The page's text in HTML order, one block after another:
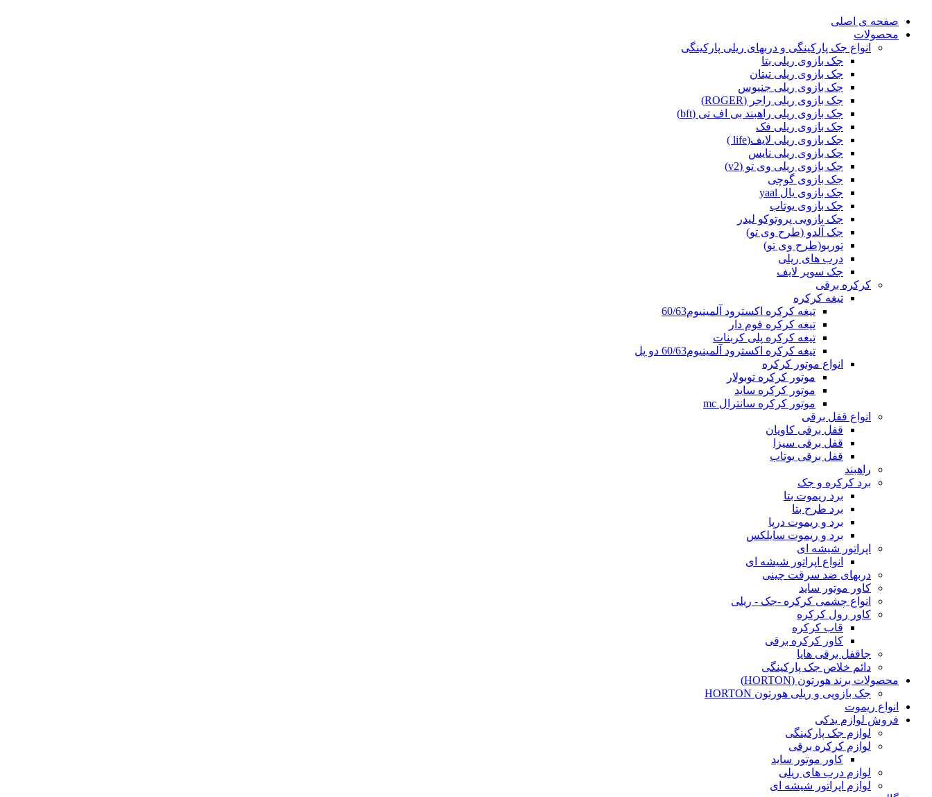
صفحه ی اصلی
محصولات
انواع جک پارکینگی و دربهای ریلی پارکینگی
جک بازوی ریلی بتا
جک بازوی ریلی تیتان
جک بازوی ریلی جنیوس
جک بازوی ریلی راجر (ROGER)
جک بازوی ریلی راهبند بی اف تی (bft)
جک بازوی ریلی فک
جک بازوی ریلی لایف(life )
جک بازوی ریلی نایس
جک بازوی ریلی وی تو (v2)
جک بازوی گوچی
جک بازوی یال yaal
جک بازوی یوتاب
جک بازویی پروتوکو لیدر
جک آلدو (طرح وی تو)
توربو(طرح وی تو)
درب های ریلی
جک سوپر لایف
کرکره برقی
تیغه کرکره
تیغه کرکره اکسترود آلمینیوم60/63
تیغه کرکره فوم دار
تیغه کرکره پلی کربنات
تیغه کرکره اکسترود آلمینیوم60/63 دو پل
انواع موتور کرکره
موتور کرکره توبولار
موتور کرکره ساید
موتور کرکره سانترال mc
انواع قفل برقی
قفل برقی کاویان
قفل برقی سیزا
قفل برقی یوتاب
راهبند
برد کرکره و جک
برد ریموت بتا
برد طرح بتا
برد و ریموت درپا
برد و ریموت سایلکس
اپراتور شیشه ای
انواع اپراتور شیشه ای
دربهای ضد سرقت چینی
کاور موتور ساید
انواع چشمی کرکره -جک - ریلی
کاور رول کرکره
قاب کرکره
کاور کرکره برقی
جاقفل برقی هایا
دائم خلاص جک پارکینگی
محصولات برند هورتون (HORTON)
جک بازویی و ریلی هورتون HORTON
انواع ریموت
فروش لوازم یدکی
لوازم جک پارکینگی
لوازم کرکره برقی
کاور موتور ساید
لوازم درب های ریلی
لوازم اپراتور شیشه ای